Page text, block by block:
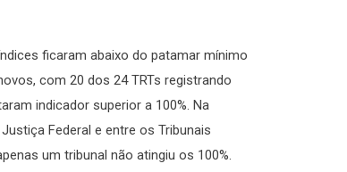
ficaram abaixo do patamar mínimo
com 20 dos 24 TRTs registrando
indicador superior a 100%. Na
Federal e entre os Tribunais
um tribunal não atingiu os 100%.